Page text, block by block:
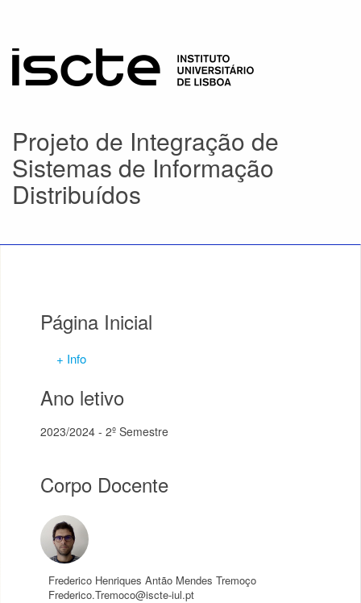
Projeto de Integração de
Sistemas de Informação
Distribuídos
Página Inicial
+ Info
Ano letivo
2023/2024 - 2º Semestre
Corpo Docente
Frederico Henriques Antão Mendes Tremoço
Frederico.Tremoco@iscte-iul.pt